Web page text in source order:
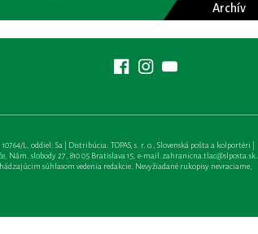
Archív
L, oddiel: Sa | Distribúcia: TOPAS, s. r. o., Slovenská pošta a kolportéri |
Nám. slobody 27, 810 05 Bratislava 15, e-mail:zahranicna.tlac@slposta.sk. |
súhlasom vedenia redakcie. Nevyžiadané rukopisy nevraciame,